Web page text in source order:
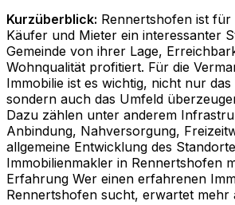
Kurzüberblick: Rennertshofen ist für
Käufer und Mieter ein interessanter
Gemeinde von ihrer Lage,
Wohnqualität profitiert. Für die
Immobilie ist es wichtig, nicht nur das
sondern auch das Umfeld
Dazu zählen unter anderem
Anbindung, Nahversorgung,
allgemeine Entwicklung des
Immobilienmakler in Rennertshofen
Erfahrung Wer einen erfahrenen
Rennertshofen sucht, erwartet mehr